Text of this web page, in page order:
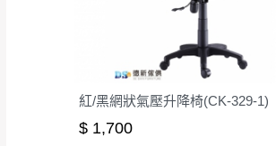
紅/黑網狀氣壓升降椅(CK-329-1)
$ 1,700